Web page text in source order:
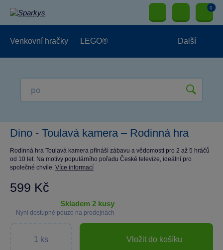
0
Venkovní hračky LEGO® Další
Dino - Toulavá kamera – Rodinná hra
Rodinná hra Toulavá kamera přináší zábavu a vědomosti pro 2 až 5 hráčů
od 10 let. Na motivy populárního pořadu České televize, ideální pro
společné chvíle. Více informací
599 Kč
skladem 2 kusy
Nyní dostupné pouze na prodejnách
Vložit do košíku